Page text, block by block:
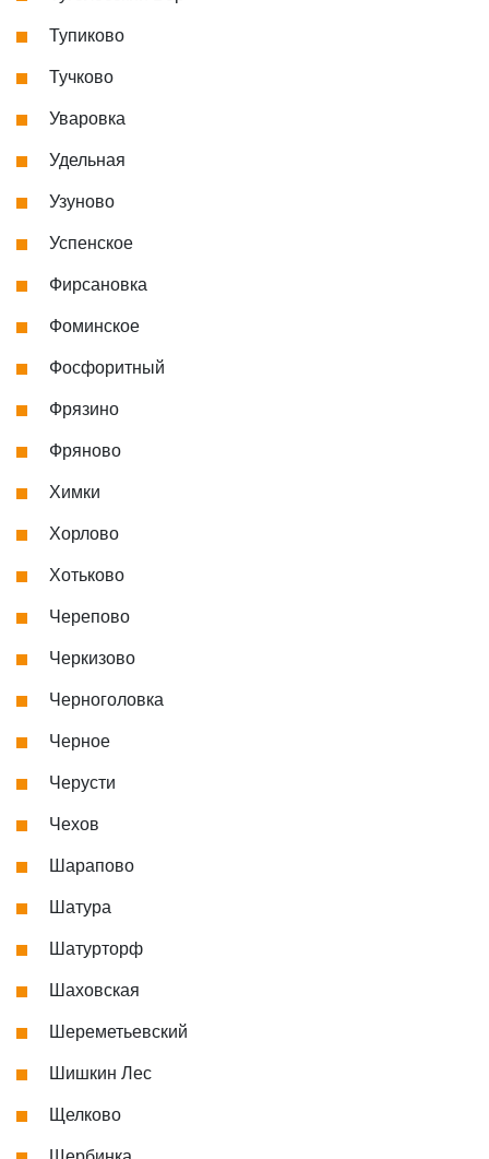
Тупиково
Тучково
Уваровка
Удельная
Узуново
Успенское
Фирсановка
Фоминское
Фосфоритный
Фрязино
Фряново
Химки
Хорлово
Хотьково
Черепово
Черкизово
Черноголовка
Черное
Черусти
Чехов
Шарапово
Шатура
Шатурторф
Шаховская
Шереметьевский
Шишкин Лес
Щелково